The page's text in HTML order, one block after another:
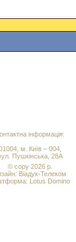
інформація:
м. Київ – 004,
Пушкінська, 28А
© copy 2026 р.
Віадук-Телеком
Lotus Domino